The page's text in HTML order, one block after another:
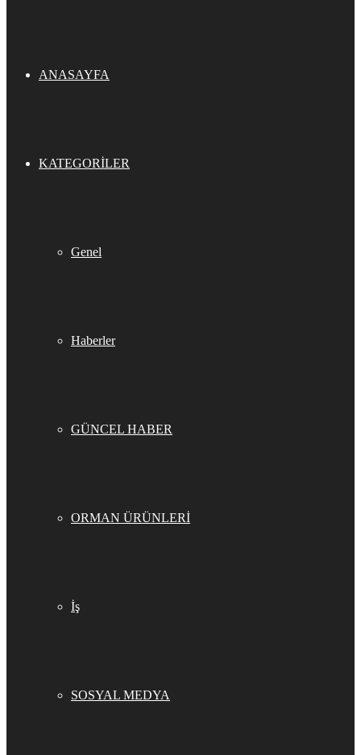
ANASAYFA
KATEGORILER
Genel
Haberler
GÜNCEL HABER
ORMAN ÜRÜNLERİ
İş
SOSYAL MEDYA